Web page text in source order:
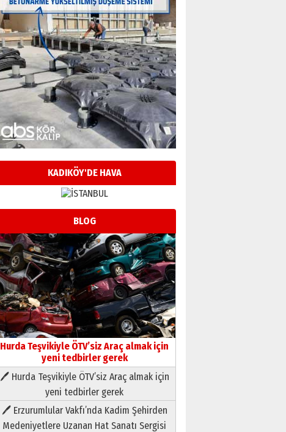
KADIKÖY'DE HAVA
BLOG
Hurda Teşvikiyle ÖTV’siz Araç almak için
yeni tedbirler gerek
🖊 Hurda Teşvikiyle ÖTV’siz Araç almak için
yeni tedbirler gerek
🖊 Erzurumlular Vakfı’nda Kadim Şehirden
Medeniyetlere Uzanan Hat Sanatı Sergisi
Neşat YALÇIN
Paranın Aile Kültüründeki Yeri
03 Ağustos 2026 Pazartesi